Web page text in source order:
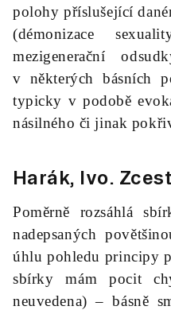
polohy příslušející
(démonizace
mezigenerační
v některých básních
typicky v podobě
násilného či jinak
Harák, Ivo.
Poměrně rozsáhlá
nadepsaných
úhlu pohledu principy
sbírky mám pocit
neuvedena) – básně